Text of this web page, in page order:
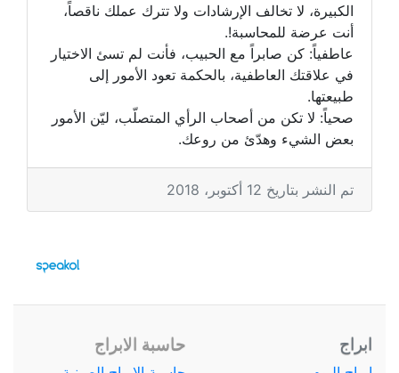
الكبيرة، لا تخالف الإرشادات ولا تترك عملك ناقصاً،
أنت عرضة للمحاسبة!.
عاطفياً: كن صابراً مع الحبيب، فأنت لم تسئ الاختيار
في علاقتك العاطفية، بالحكمة تعود الأمور إلى
طبيعتها.
صحياً: لا تكن من أصحاب الرأي المتصلّب، ليّن الأمور
بعض الشيء وهدّئ من روعك.
تم النشر بتاريخ 12 أكتوبر، 2018
ابراج حاسبة الابراج